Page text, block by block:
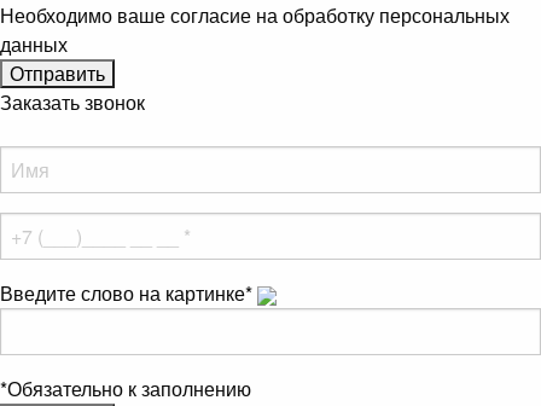
Необходимо ваше согласие на обработку персональных
данных
Заказать звонок
Введите слово на картинке*
*Обязательно к заполнению